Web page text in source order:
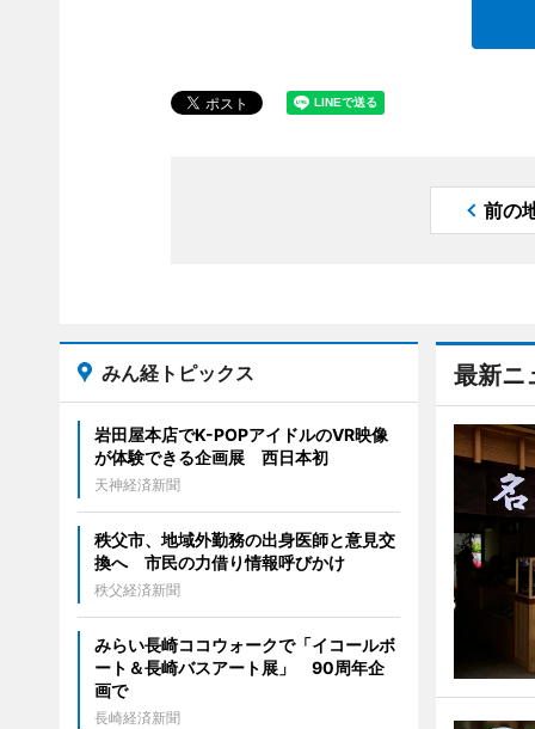
前の
最新ニ
みん経トピックス
岩田屋本店でK-POPアイドルのVR映像
が体験できる企画展 西日本初
天神経済新聞
秩父市、地域外勤務の出身医師と意見交
換へ 市民の力借り情報呼びかけ
秩父経済新聞
みらい長崎ココウォークで「イコールボ
ート＆長崎バスアート展」 90周年企
画で
長崎経済新聞